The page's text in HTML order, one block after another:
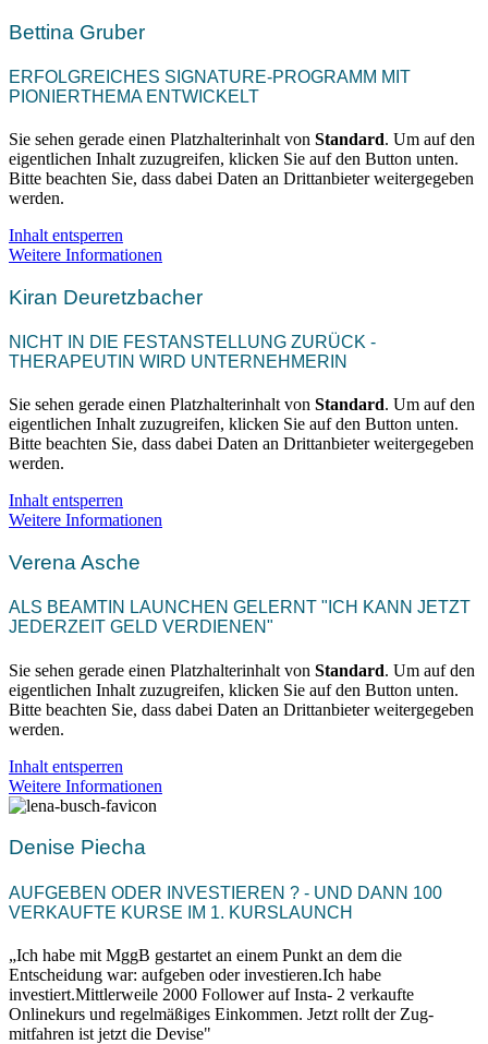
Bettina Gruber
ERFOLGREICHES SIGNATURE-PROGRAMM MIT
PIONIERTHEMA ENTWICKELT
Sie sehen gerade einen Platzhalterinhalt von Standard. Um auf den
eigentlichen Inhalt zuzugreifen, klicken Sie auf den Button unten.
Bitte beachten Sie, dass dabei Daten an Drittanbieter weitergegeben
werden.
Inhalt entsperren
Weitere Informationen
Kiran Deuretzbacher
NICHT IN DIE FESTANSTELLUNG ZURÜCK -
THERAPEUTIN WIRD UNTERNEHMERIN
Sie sehen gerade einen Platzhalterinhalt von Standard. Um auf den
eigentlichen Inhalt zuzugreifen, klicken Sie auf den Button unten.
Bitte beachten Sie, dass dabei Daten an Drittanbieter weitergegeben
werden.
Inhalt entsperren
Weitere Informationen
Verena Asche
ALS BEAMTIN LAUNCHEN GELERNT "ICH KANN JETZT
JEDERZEIT GELD VERDIENEN"
Sie sehen gerade einen Platzhalterinhalt von Standard. Um auf den
eigentlichen Inhalt zuzugreifen, klicken Sie auf den Button unten.
Bitte beachten Sie, dass dabei Daten an Drittanbieter weitergegeben
werden.
Inhalt entsperren
Weitere Informationen
Denise Piecha
AUFGEBEN ODER INVESTIEREN ? - UND DANN 100
VERKAUFTE KURSE IM 1. KURSLAUNCH
„Ich habe mit MggB gestartet an einem Punkt an dem die
Entscheidung war: aufgeben oder investieren.Ich habe
investiert.Mittlerweile 2000 Follower auf Insta- 2 verkaufte
Onlinekurs und regelmäßiges Einkommen. Jetzt rollt der Zug-
mitfahren ist jetzt die Devise"